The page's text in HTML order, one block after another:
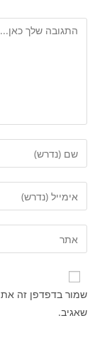
שמור בדפדפן זה
שאגיב.